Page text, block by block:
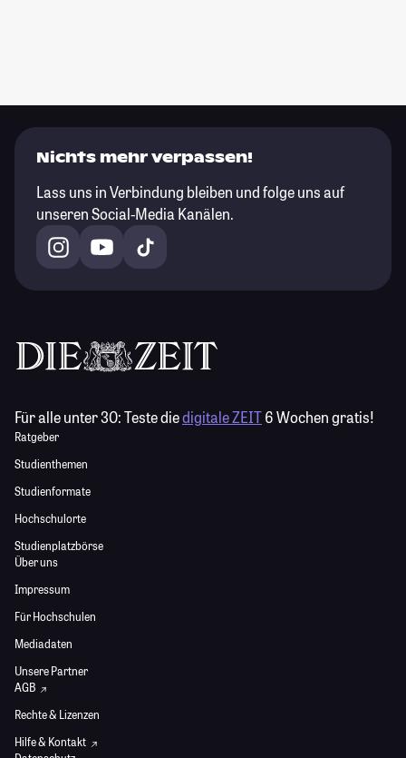
Nichts mehr verpassen!
Lass uns in Verbindung bleiben und folge uns auf
unseren Social-Media Kanälen.
Für alle unter 30:Teste diedigitale ZEIT6 Wochen gratis!
Ratgeber
Studienthemen
Studienformate
Hochschulorte
Studienplatzbörse
Über uns
Impressum
Für Hochschulen
Mediadaten
Unsere Partner
AGB
Rechte & Lizenzen
Hilfe & Kontakt